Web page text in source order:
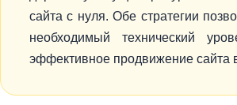
сайта с нуля. Обе стратегии
необходимый технический
эффективное продвижение сайта